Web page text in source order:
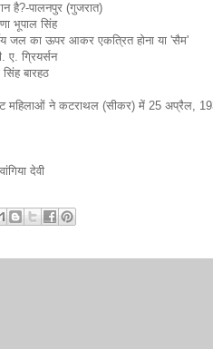
है?-पालनपुर (गुजरात)
भूपाल सिंह
जल का ऊपर आकर एकत्रित होना या 'सैम'
ए. ग्रियर्सन
बारहठ
महिलाओं ने कटराथल (सीकर) में 25 अप्रैल,
देवी